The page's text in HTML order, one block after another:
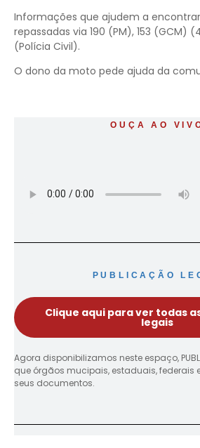
Informações que ajudem a
repassadas via 190 (PM), 153 (GCM)
(Polícia Civil).
O dono da moto pede ajuda da
OUÇA AO
PUBLICAÇÃO
Clique aqui para ver todas
legais
Agora disponibilizamos neste espaço,
que órgãos mucipais, estaduais, federais
seus documentos.